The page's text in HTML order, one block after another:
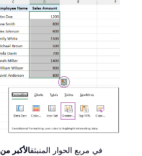
في مربع الحوار المنبثقالأكبر من